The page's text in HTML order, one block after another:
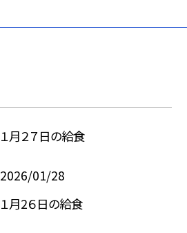
１月２７日の給食
2026/01/28
１月2６日の給食